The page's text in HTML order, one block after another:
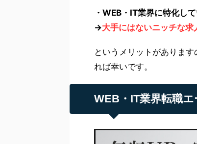
・WEB・IT業界に特化し
→大手にはないニッチな求
というメリットがありま
れば幸いです。
WEB・IT業界転職